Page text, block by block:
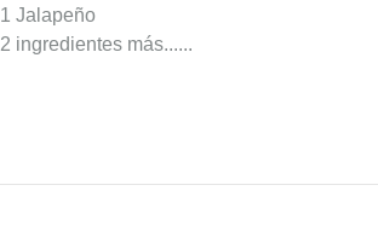
1 Jalapeño
2 ingredientes más...